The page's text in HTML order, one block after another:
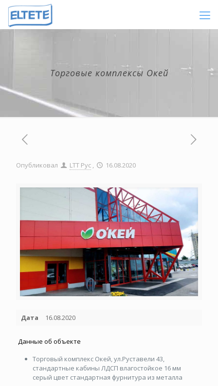
Торговые комплексы Окей
Опубликовал LTT Рус , 16.08.2020
Дата 16.08.2020
Данные об объекте
Торговый комплекс Окей, ул.Руставели 43,
стандартные кабины ЛДСП влагостойкое 16 мм
серый цвет стандартная фурнитура из металла